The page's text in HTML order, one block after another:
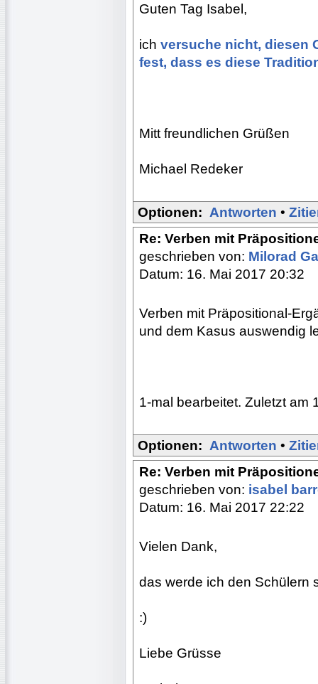
Guten Tag Isabel,
ich versuche nicht, diesen
fest, dass es diese
Mitt freundlichen Grüßen
Michael Redeker
Optionen: Antworten •
Re: Verben mit
geschrieben von: Milorad
Datum: 16. Mai 2017 20:32
Verben mit Präpositional-
und dem Kasus auswendig
1-mal bearbeitet. Zuletzt am
Optionen: Antworten •
Re: Verben mit
geschrieben von: isabel
Datum: 16. Mai 2017 22:22
Vielen Dank,
das werde ich den Schülern
:)
Liebe Grüsse